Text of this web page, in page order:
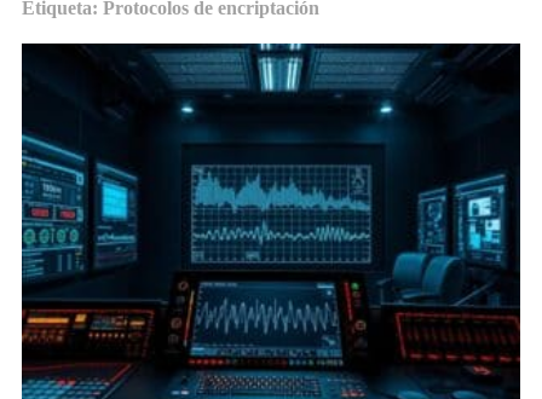
Etiqueta: Protocolos de encriptación